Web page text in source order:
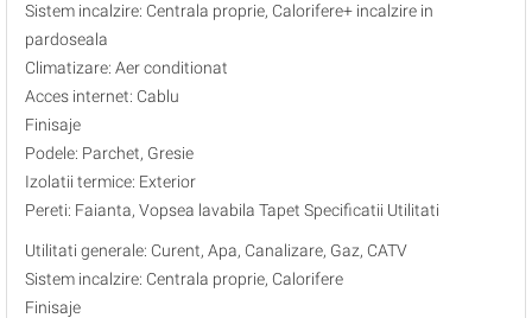
Sistem incalzire: Centrala proprie, Calorifere+ incalzire in
pardoseala
Climatizare: Aer conditionat
Acces internet: Cablu
Finisaje
Podele: Parchet, Gresie
Izolatii termice: Exterior
Pereti: Faianta, Vopsea lavabila Tapet Specificatii Utilitati
Utilitati generale: Curent, Apa, Canalizare, Gaz, CATV
Sistem incalzire: Centrala proprie, Calorifere
Finisaje